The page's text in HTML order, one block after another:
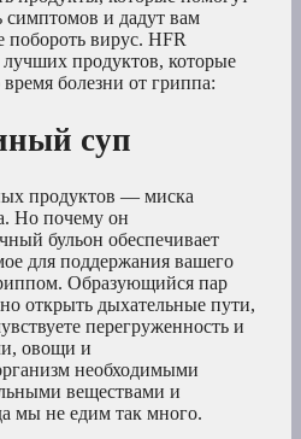
симптомов и дадут вам
вирус. HFR
лучших продуктов, которые
время болезни от гриппа:
суп
продуктов — миска
Но почему он
бульон обеспечивает
для поддержания вашего
Образующийся пар
открыть дыхательные пути,
перегруженность и
овощи и
необходимыми
веществами и
мы не едим так много.